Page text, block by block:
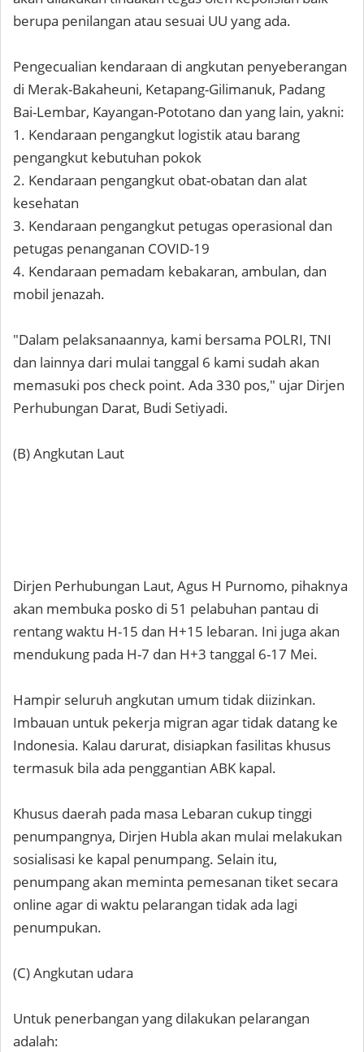
berupa penilangan atau sesuai UU yang ada.
Pengecualian kendaraan di angkutan penyeberangan
di Merak-Bakaheuni, Ketapang-Gilimanuk, Padang
Bai-Lembar, Kayangan-Pototano dan yang lain, yakni:
1. Kendaraan pengangkut logistik atau barang
pengangkut kebutuhan pokok
2. Kendaraan pengangkut obat-obatan dan alat
kesehatan
3. Kendaraan pengangkut petugas operasional dan
petugas penanganan COVID-19
4. Kendaraan pemadam kebakaran, ambulan, dan
mobil jenazah.
"Dalam pelaksanaannya, kami bersama POLRI, TNI
dan lainnya dari mulai tanggal 6 kami sudah akan
memasuki pos check point. Ada 330 pos," ujar Dirjen
Perhubungan Darat, Budi Setiyadi.
(B) Angkutan Laut
Dirjen Perhubungan Laut, Agus H Purnomo, pihaknya
akan membuka posko di 51 pelabuhan pantau di
rentang waktu H-15 dan H+15 lebaran. Ini juga akan
mendukung pada H-7 dan H+3 tanggal 6-17 Mei.
Hampir seluruh angkutan umum tidak diizinkan.
Imbauan untuk pekerja migran agar tidak datang ke
Indonesia. Kalau darurat, disiapkan fasilitas khusus
termasuk bila ada penggantian ABK kapal.
Khusus daerah pada masa Lebaran cukup tinggi
penumpangnya, Dirjen Hubla akan mulai melakukan
sosialisasi ke kapal penumpang. Selain itu,
penumpang akan meminta pemesanan tiket secara
online agar di waktu pelarangan tidak ada lagi
penumpukan.
(C) Angkutan udara
Untuk penerbangan yang dilakukan pelarangan
adalah: